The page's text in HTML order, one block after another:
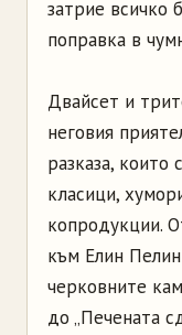
затрие всичко
поправка в
Двайсет и
неговия
разказа, които
класици,
копродукции.
към Елин
черковните
до „Печената